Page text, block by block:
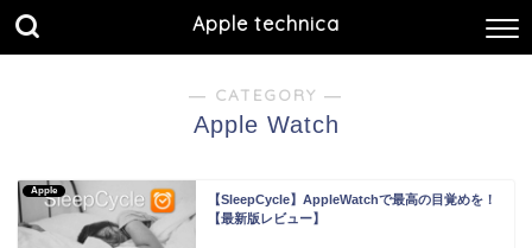
Apple technica
― CATEGORY ―
Apple Watch
Apple
【SleepCycle】AppleWatchで最高の目覚めを！
【最新版レビュー】